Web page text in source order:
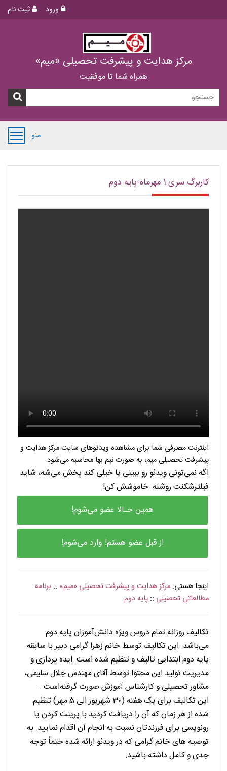
ثبت نام ورود
مرکز هدایت و پیشرفت تحصیلی «میم»
همراه شما تا موفقیت
منو
کاربرگ سری 1 مهرماه-پایه دوم
اینترنت مصرفی شما برای مشاهده ویدئوهای سایت مرکز هدایت و
پیشرفت تحصیلی میم، به صورت نیم بها محاسبه می‌شود.
اگه نمی‌تونی ویدئو رو ببینی یا خیلی کند پخش می‌شه، شاید
فیلترشکنت روشنه. خاموشش کن!
همین حـالا عضو می‌شوم!
از قبل عضو هستم! وارد می‌شوم!
اینجا هستی: مرکز هدایت و پیشرفت تحصیلی «میم» :: برنامه
مطالعاتی تحصیلی :: پایه دوم
. . . . . . . . . . . . .
تکالیف روزانه تمام دروس ویژه دانش‌آموزان پایه دوم
می‌باشد .این تکالیف توسط خانم زهرا گرامی دبیر با سابقه
پایه دوم ابتدایی تالیف و تنظیم شده است. ایده پردازی و
مدیریت تولید این محتوا توسط آقای مهندس جلال سلیمی،
مشاور تحصیلی و کارشناس آموزش صورت گرفته‌است .
این تکالیف برای یک هفته (30 شهریور الی 5 مهر) تنظیم
شده از هر زمان که آن را دریافت کردید با پرینت کردن یا
رونویسی برای فرزندتان نسبت به انجام آن اقدام نمایید. به
توصیه های خانم گرامی که در ویدئو ارائه شده حتماً توجه
جدی و کامل داشته باشید.